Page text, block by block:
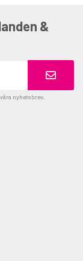
&
nyhetsbrev.